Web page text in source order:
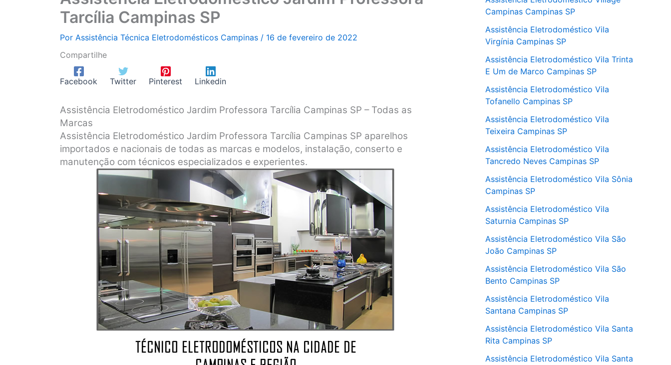
Tarcília Campinas SP
Por Assistência Técnica Eletrodomésticos Campinas / 16 de fevereiro de 2022
Compartilhe
Facebook Twitter Pinterest Linkedin
Assistência Eletrodoméstico Jardim Professora Tarcília Campinas SP – Todas as
Marcas
Assistência Eletrodoméstico Jardim Professora Tarcília Campinas SP aparelhos
importados e nacionais de todas as marcas e modelos, instalação, conserto e
manutenção com técnicos especializados e experientes.
Campinas Campinas SP
Assistência Eletrodoméstico Vila
Virgínia Campinas SP
Assistência Eletrodoméstico Vila Trinta
E Um de Marco Campinas SP
Assistência Eletrodoméstico Vila
Tofanello Campinas SP
Assistência Eletrodoméstico Vila
Teixeira Campinas SP
Assistência Eletrodoméstico Vila
Tancredo Neves Campinas SP
Assistência Eletrodoméstico Vila Sônia
Campinas SP
Assistência Eletrodoméstico Vila
Saturnia Campinas SP
Assistência Eletrodoméstico Vila São
João Campinas SP
Assistência Eletrodoméstico Vila São
Bento Campinas SP
Assistência Eletrodoméstico Vila
Santana Campinas SP
Assistência Eletrodoméstico Vila Santa
Rita Campinas SP
Assistência Eletrodoméstico Vila Santa